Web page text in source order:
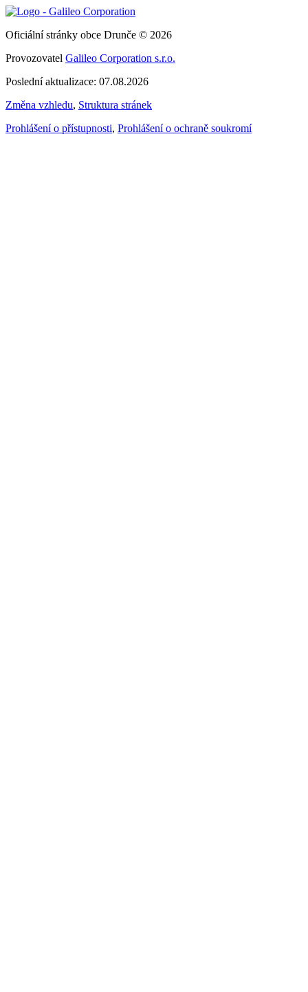
Oficiální stránky obce Drunče © 2026
Provozovatel Galileo Corporation s.r.o.
Poslední aktualizace: 07.08.2026
Změna vzhledu, Struktura stránek
Prohlášení o přístupnosti, Prohlášení o ochraně soukromí